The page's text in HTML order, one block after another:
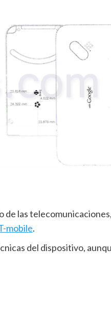
de las
mobile.
del dispositivo,